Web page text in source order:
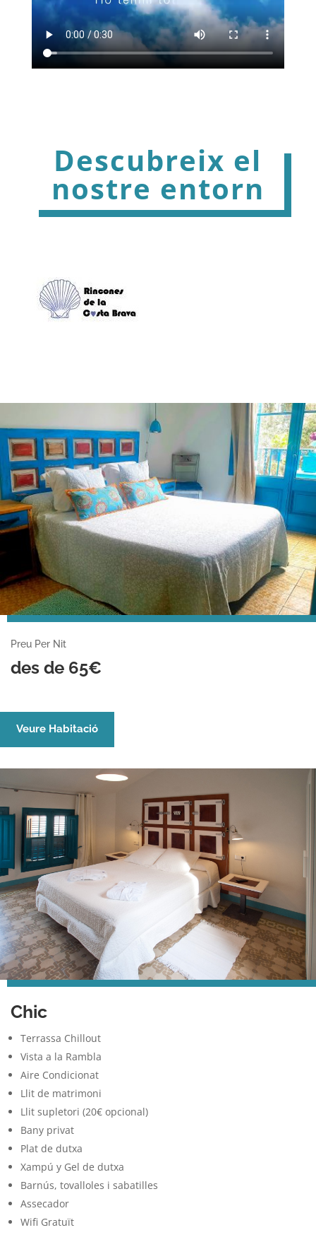
Descubreix el
nostre entorn
Preu Per Nit
des de 65€
Veure Habitació
Chic
Terrassa Chillout
Vista a la Rambla
Aire Condicionat
Llit de matrimoni
Llit supletori (20€ opcional)
Bany privat
Plat de dutxa
Xampú y Gel de dutxa
Barnús, tovalloles i sabatilles
Assecador
Wifi Gratuït